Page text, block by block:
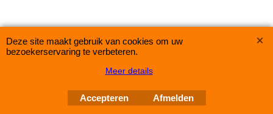
Deze site maakt gebruik van cookies om uw
bezoekerservaring te verbeteren.
Meer details
Accepteren Afmelden